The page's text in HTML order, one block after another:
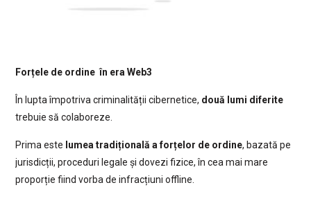
Forțele de ordine în era Web3
În lupta împotriva criminalității cibernetice, două lumi diferite
trebuie să colaboreze.
Prima este lumea tradițională a forțelor de ordine, bazată pe
jurisdicții, proceduri legale și dovezi fizice, în cea mai mare
proporție fiind vorba de infracțiuni offline.